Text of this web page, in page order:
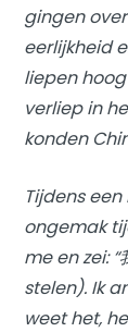
gingen
eerlijkheid
liepen
verliep in
konden
Tijdens
ongemak
me en zei:
stelen). Ik
weet het,